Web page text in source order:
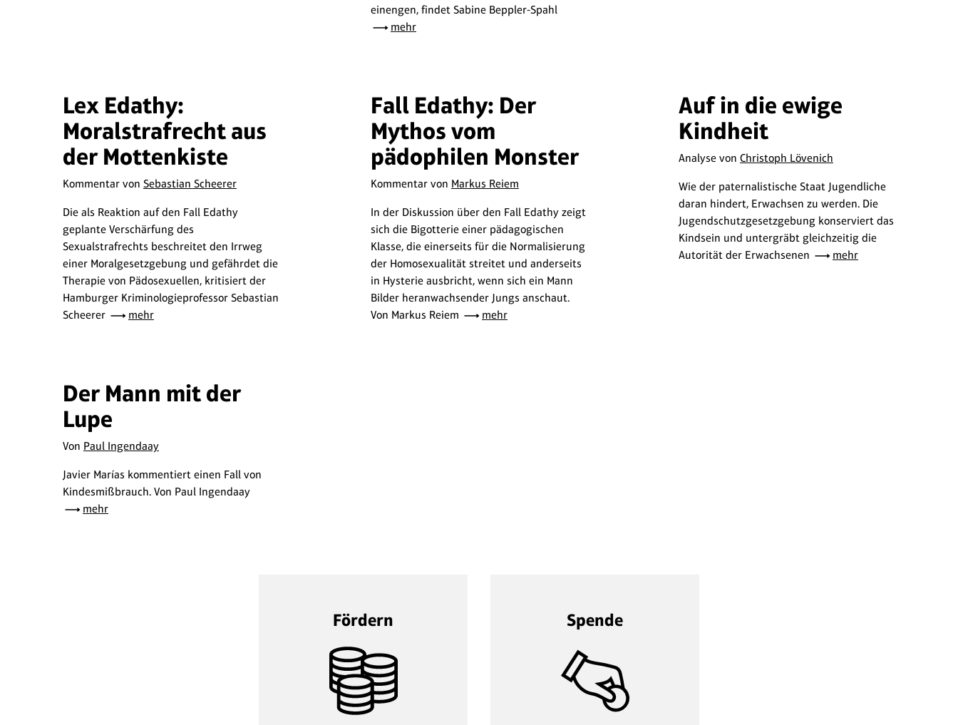
einengen, findet Sabine Beppler-Spahl
mehr
Lex Edathy:
Moralstrafrecht aus
der Mottenkiste
Kommentar von Sebastian Scheerer
Die als Reaktion auf den Fall Edathy
geplante Verschärfung des
Sexualstrafrechts beschreitet den Irrweg
einer Moralgesetzgebung und gefährdet die
Therapie von Pädosexuellen, kritisiert der
Hamburger Kriminologieprofessor Sebastian
Scheerer
mehr
Fall Edathy: Der
Mythos vom
pädophilen Monster
Kommentar von Markus Reiem
In der Diskussion über den Fall Edathy zeigt
sich die Bigotterie einer pädagogischen
Klasse, die einerseits für die Normalisierung
der Homosexualität streitet und anderseits
in Hysterie ausbricht, wenn sich ein Mann
Bilder heranwachsender Jungs anschaut.
Von Markus Reiem
mehr
Auf in die ewige
Kindheit
Analyse von Christoph Lövenich
Wie der paternalistische Staat Jugendliche
daran hindert, Erwachsen zu werden. Die
Jugendschutzgesetzgebung konserviert das
Kindsein und untergräbt gleichzeitig die
Autorität der Erwachsenen
mehr
Der Mann mit der
Lupe
Von Paul Ingendaay
Javier Marías kommentiert einen Fall von
Kindesmißbrauch. Von Paul Ingendaay
mehr
Fördern Spende